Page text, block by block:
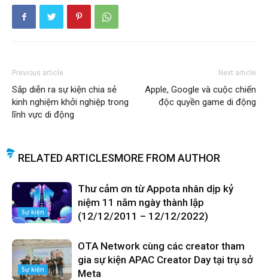
Previous article
Sắp diễn ra sự kiện chia sẻ
kinh nghiệm khởi nghiệp trong
lĩnh vực di động
Next article
Apple, Google và cuộc chiến
độc quyền game di động
RELATED ARTICLESMORE FROM AUTHOR
Sự kiện
Thư cảm ơn từ Appota nhân dịp kỷ
niệm 11 năm ngày thành lập
(12/12/2011 – 12/12/2022)
Sự kiện
OTA Network cùng các creator tham
gia sự kiện APAC Creator Day tại trụ sở
Meta